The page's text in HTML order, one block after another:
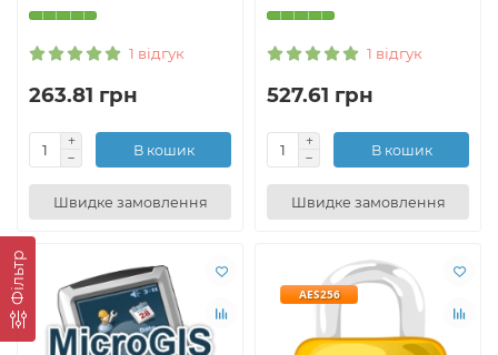
Фільтр
1 відгук
263.81 грн
В кошик
Швидке замовлення
1 відгук
527.61 грн
В кошик
Швидке замовлення
AES256